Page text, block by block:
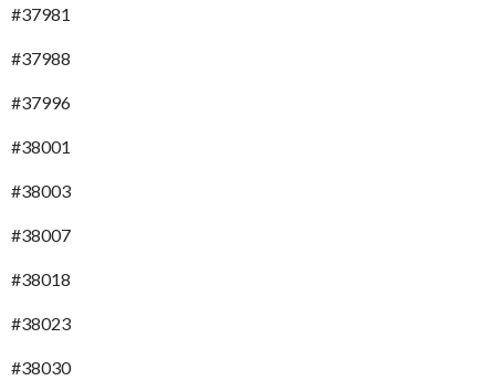
#37981
#37988
#37996
#38001
#38003
#38007
#38018
#38023
#38030